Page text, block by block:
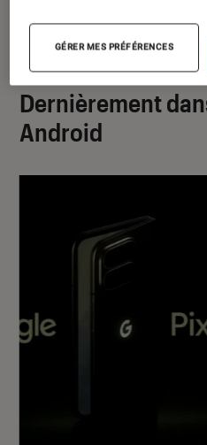
Dernièrement
Android
GÉRER MES PRÉFÉRENCES